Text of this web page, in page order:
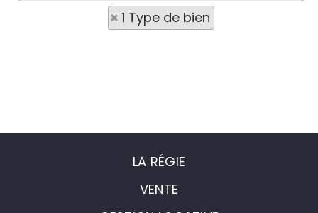
1 Type de bien
LA RÉGIE
VENTE